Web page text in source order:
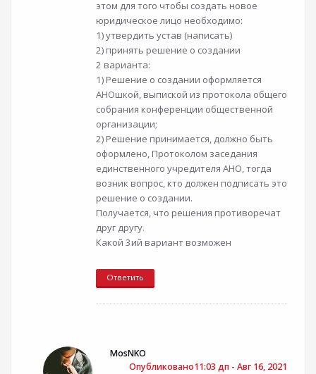
этом для того чтобы создать новое
юридическое лицо необходимо:
1) утвердить устав (написать)
2) принять решение о создании
2 варианта:
1) Решение о создании оформляется
АНОшкой, выпиской из протокола общего
собрания конференции общественной
организации;
2) Решение принимается, должно быть
оформлено, Протоколом заседания
единственного учредителя АНО, тогда
возник вопрос, кто должен подписать это
решение о создании.
Получается, что решения противоречат
друг другу.
Какой 3ий вариант возможен
Ответить
MosNKO
Опубликовано11:03 дп - Авг 16, 2021